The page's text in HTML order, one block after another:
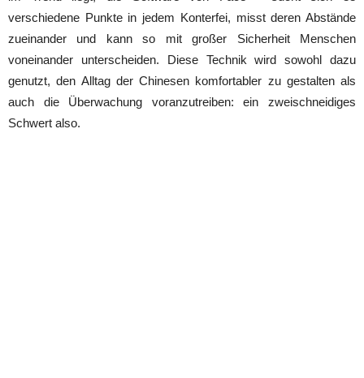
verschiedene Punkte in jedem Konterfei, misst deren Abstände
zueinander und kann so mit großer Sicherheit Menschen
voneinander unterscheiden. Diese Technik wird sowohl dazu
genutzt, den Alltag der Chinesen komfortabler zu gestalten als
auch die Überwachung voranzutreiben: ein zweischneidiges
Schwert also.